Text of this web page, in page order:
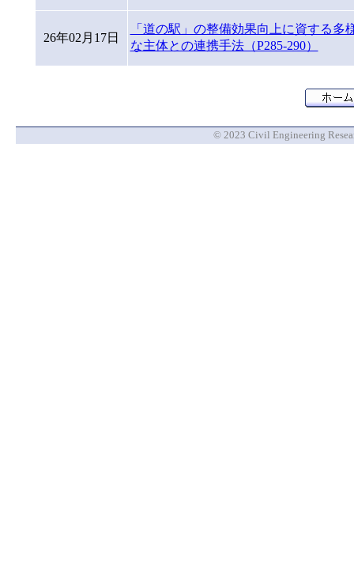
26年02月17日
「道の駅」の整備効果向上に資する多
な主体との連携手法（P285-290）
© 2023 Civil Engineering